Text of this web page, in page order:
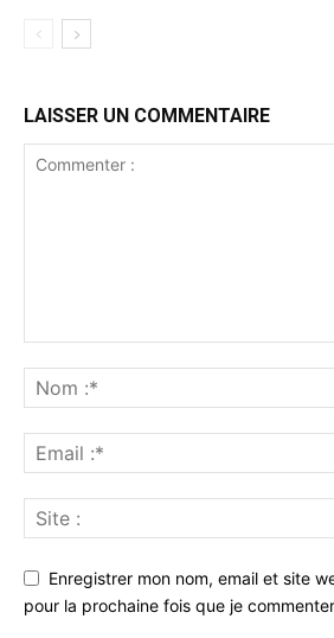
LAISSER UN COMMENTAIRE
Enregistrer mon nom, email et site
pour la prochaine fois que je